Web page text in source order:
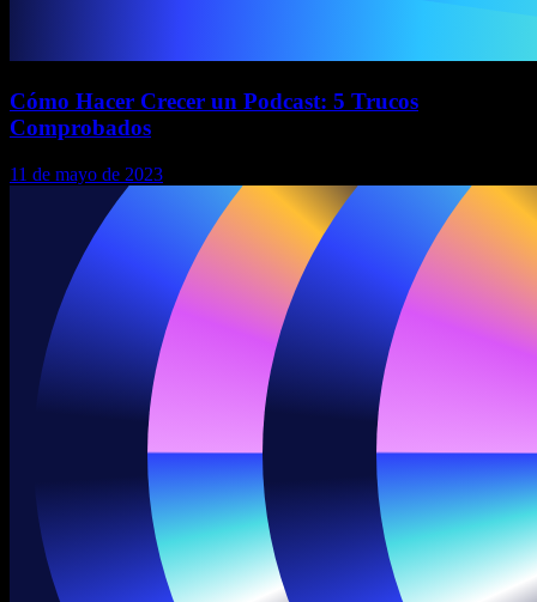
Cómo Hacer Crecer un Podcast: 5 Trucos
Comprobados
11 de mayo de 2023